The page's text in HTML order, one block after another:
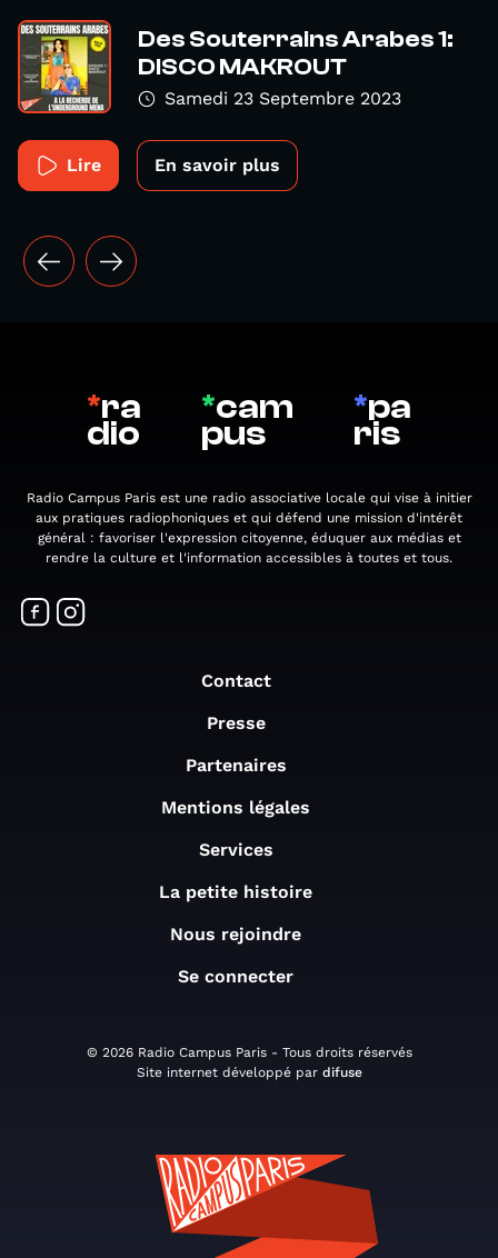
Des Souterrains Arabes 1:
DISCO MAKROUT
Samedi 23 Septembre 2023
Lire En savoir plus
*ra
dio
*cam
pus
*pa
ris
Radio Campus Paris est une radio associative locale qui vise à initier
aux pratiques radiophoniques et qui défend une mission d'intérêt
général : favoriser l'expression citoyenne, éduquer aux médias et
rendre la culture et l'information accessibles à toutes et tous.
Contact
Presse
Partenaires
Mentions légales
Services
La petite histoire
Nous rejoindre
Se connecter
© 2026 Radio Campus Paris - Tous droits réservés
Site internet développé par difuse